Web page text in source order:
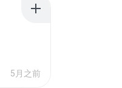
5月之前